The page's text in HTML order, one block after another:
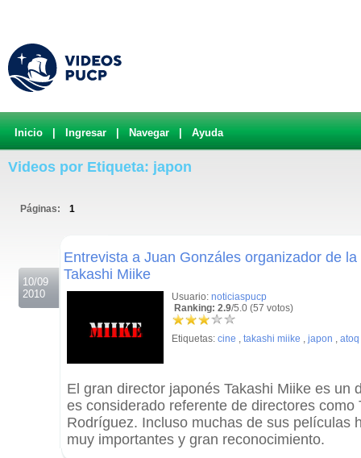
Inicio Ingresar Navegar Ayuda
Videos por Etiqueta: japon
Páginas: 1
10/09
2010
Entrevista a Juan Gonzáles organizador de
Takashi Miike
Usuario: noticiaspucp
Ranking: 2.9/5.0 (57 votos)
Etiquetas: cine , takashi miike , japon , atoq
El gran director japonés Takashi Miike es un
es considerado referente de directores como
Rodríguez. Incluso muchas de sus películas
muy importantes y gran reconocimiento.